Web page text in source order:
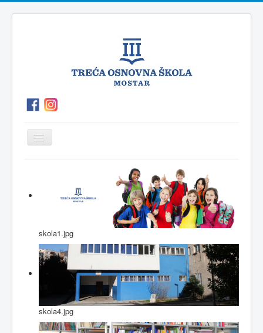
Prikaz/Sakrivanje
navigacije
Kutak
za
roditelje
Vijesti
skola1.jpg
skola4.jpg